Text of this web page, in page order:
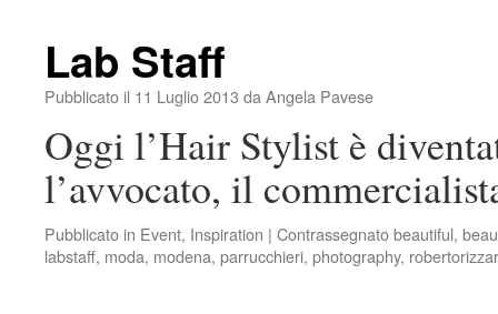
Lab Staff
Pubblicato il 11 Luglio 2013 da Angela Pavese
Oggi l’Hair Stylist è
l’avvocato, il
Pubblicato in Event, Inspiration | Contrassegnatobeautiful,
labstaff, moda, modena, parrucchieri, photography,